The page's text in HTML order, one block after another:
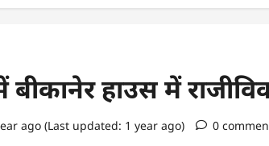
बीकानेर हाउस में
ago (Last updated: 1 year ago) 0